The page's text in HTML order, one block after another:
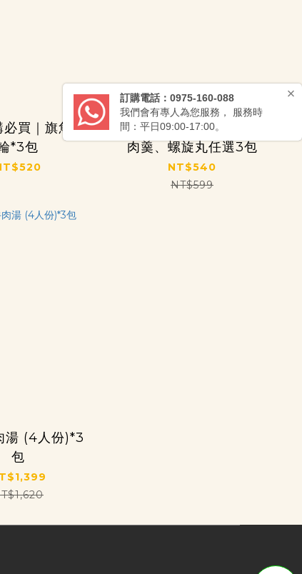
必買｜旗魚黑
*3包
熟客最愛 旗魚黑輪、赤
肉羹、螺旋丸任選3包
NT$540
NT$599
湯 (4人份)*3
包